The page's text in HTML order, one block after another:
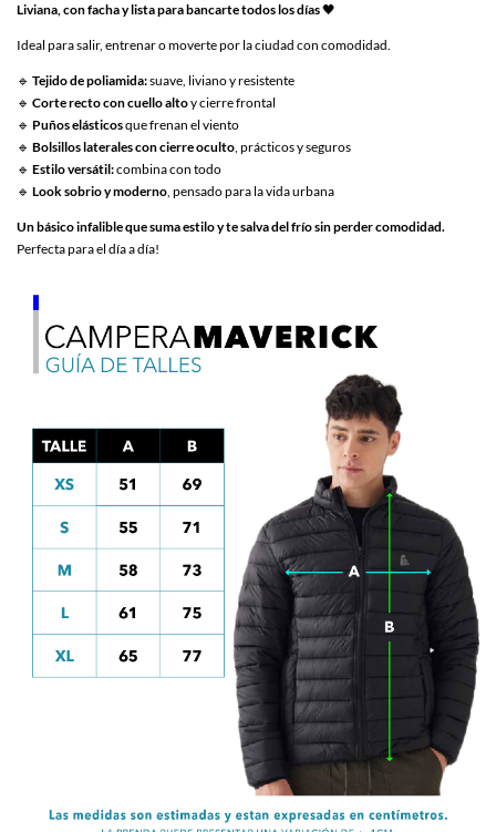
Liviana, con facha y lista para bancarte todos los días🖤
Ideal para salir, entrenar o moverte por la ciudad con comodidad.
🔹 Tejido de poliamida:suave, liviano y resistente
🔹 Corte recto con cuello altoy cierre frontal
🔹 Puños elásticosque frenan el viento
🔹 Bolsillos laterales con cierre oculto, prácticos y seguros
🔹 Estilo versátil:combina con todo
🔹 Look sobrio y moderno, pensado para la vida urbana
Un básico infalible que suma estilo y te salva del frío sin perder comodidad.
Perfecta para el día a día!